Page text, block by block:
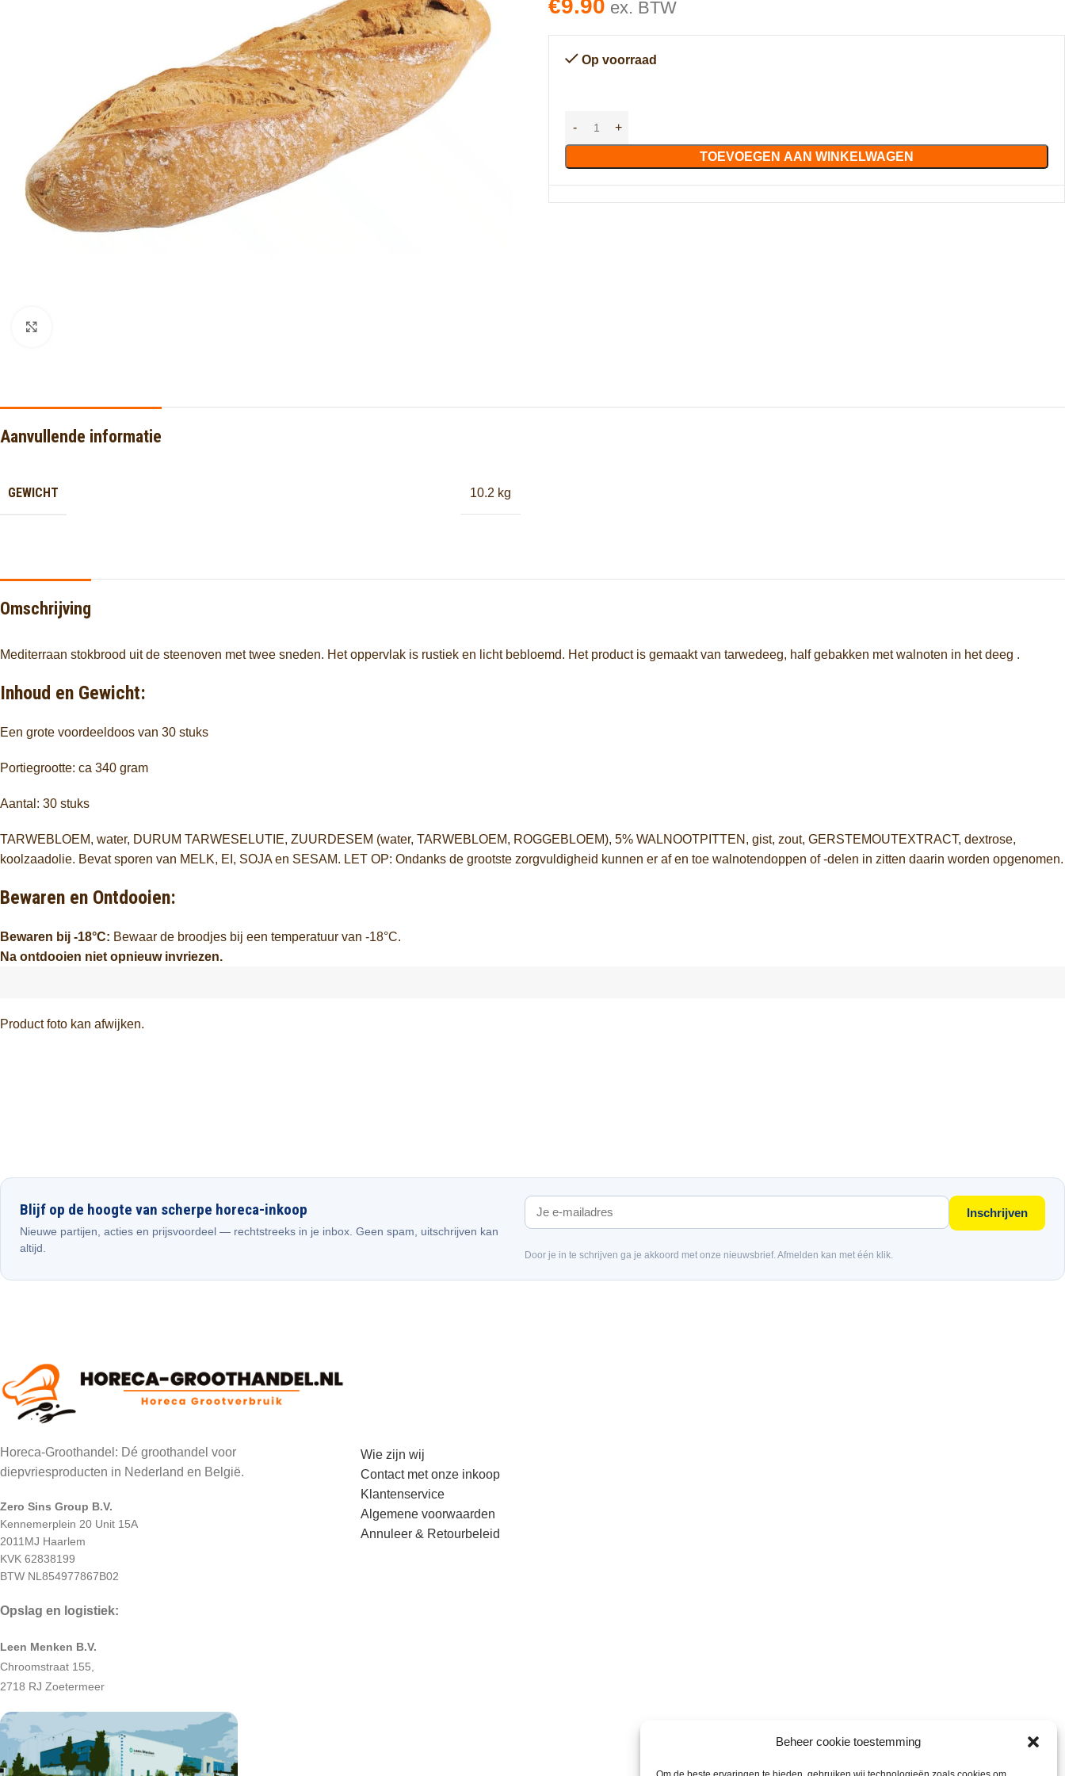
Beheer cookie toestemming
€9.90 ex. BTW
Op voorraad
TOEVOEGEN AAN WINKELWAGEN
Aanvullende informatie
GEWICHT 10.2 kg
Omschrijving
Mediterraan stokbrood uit de steenoven met twee sneden. Het oppervlak is rustiek en licht bebloemd. Het product is gemaakt van tarwedeeg, half gebakken met walnoten in het deeg .
Inhoud en Gewicht:
Een grote voordeeldoos van 30 stuks
Portiegrootte: ca 340 gram
Aantal: 30 stuks
TARWEBLOEM, water, DURUM TARWESELUTIE, ZUURDESEM (water, TARWEBLOEM, ROGGEBLOEM), 5% WALNOOTPITTEN, gist, zout, GERSTEMOUTEXTRACT, dextrose,
koolzaadolie. Bevat sporen van MELK, EI, SOJA en SESAM. LET OP: Ondanks de grootste zorgvuldigheid kunnen er af en toe walnotendoppen of -delen in zitten daarin worden opgenomen.
Bewaren en Ontdooien:
Bewaren bij -18°C: Bewaar de broodjes bij een temperatuur van -18°C.
Na ontdooien niet opnieuw invriezen.
Product foto kan afwijken.
Blijf op de hoogte van scherpe horeca-inkoop
Nieuwe partijen, acties en prijsvoordeel — rechtstreeks in je inbox. Geen spam, uitschrijven kan
altijd.
Inschrijven
Door je in te schrijven ga je akkoord met onze nieuwsbrief. Afmelden kan met één klik.
Horeca-Groothandel: Dé groothandel voor
diepvriesproducten in Nederland en België.
Zero Sins Group B.V.
Kennemerplein 20 Unit 15A
2011MJ Haarlem
KVK 62838199
BTW NL854977867B02
Opslag en logistiek:
Leen Menken B.V.
Chroomstraat 155,
2718 RJ Zoetermeer
Wie zijn wij
Contact met onze inkoop
Klantenservice
Algemene voorwaarden
Annuleer & Retourbeleid